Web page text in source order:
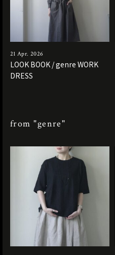
21 Apr. 2026
LOOK BOOK / genre WORK
DRESS
from "genre"